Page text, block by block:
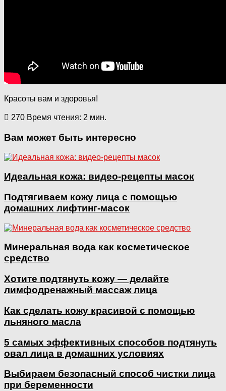
Красоты вам и здоровья!
270 Время чтения: 2 мин.
Вам может быть интересно
Идеальная кожа: видео-рецепты масок
Подтягиваем кожу лица с помощью
домашних лифтинг-масок
Минеральная вода как косметическое
средство
Хотите подтянуть кожу — делайте
лимфодренажный массаж лица
Как сделать кожу красивой с помощью
льняного масла
5 самых эффективных способов подтянуть
овал лица в домашних условиях
Выбираем безопасный способ чистки лица
при беременности